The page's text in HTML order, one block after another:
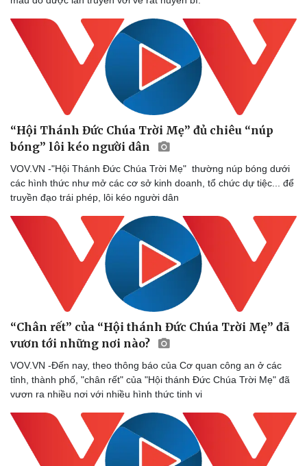
Sức khỏe
Dinh dưỡng - món ngon
Cây thuốc
Sản phụ khoa
Nhi khoa
Nam khoa
Làm đẹp - giảm cân
Phòng mạch online
Ăn sạch sống khỏe
Đời sống
Nhà đẹp
Tình yêu - Gia đình
“Hội Thánh Đức Chúa Trời Mẹ” đủ chiêu “núp
bóng” lôi kéo người dân
VOV.VN -"Hội Thánh Đức Chúa Trời Mẹ" thường núp bóng dưới
các hình thức như mở các cơ sở kinh doanh, tổ chức dự tiệc... để
truyền đạo trái phép, lôi kéo người dân
“Chân rết” của “Hội thánh Đức Chúa Trời Mẹ” đã
vươn tới những nơi nào?
VOV.VN -Đến nay, theo thông báo của Cơ quan công an ở các
tỉnh, thành phố, "chân rết" của "Hội thánh Đức Chúa Trời Mẹ" đã
vươn ra nhiều nơi với nhiều hình thức tinh vi